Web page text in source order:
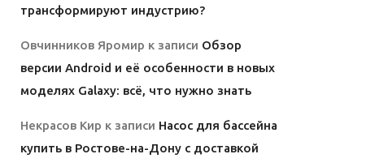
трансформируют индустрию?
Овчинников Яромир к записи Обзор
версии Android и её особенности в новых
моделях Galaxy: всё, что нужно знать
Некрасов Кир к записи Насос для бассейна
купить в Ростове-на-Дону с доставкой